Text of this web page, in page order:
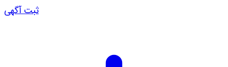
ثبت آگهی